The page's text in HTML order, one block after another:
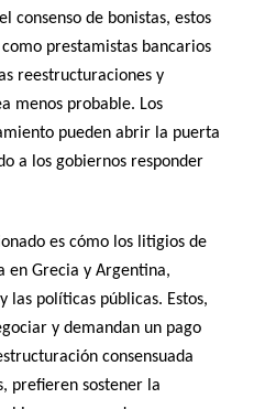
consenso de bonistas, estos
prestamistas bancarios
reestructuraciones y
menos probable. Los
pueden abrir la puerta
a los gobiernos responder
es cómo los litigios de
en Grecia y Argentina,
las políticas públicas. Estos,
y demandan un pago
consensuada
prefieren sostener la